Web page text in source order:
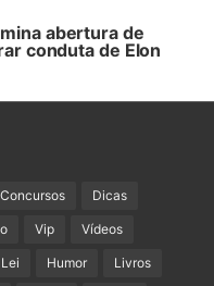
abertura de
conduta de Elon
Concursos Dicas
Vip Vídeos
Humor Livros